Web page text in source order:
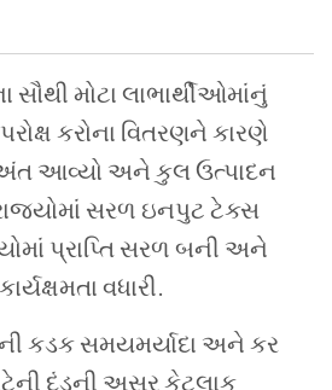
સૌથી મોટા લાભાર્થીઓમાંનું
કરોના વિતરણને કારણે
આવ્યો અને કુલ ઉત્પાદન
રાજ્યોમાં સરળ ઇનપુટ ટેક્સ
પ્રાપ્તિ સરળ બની અને
વધારી.
કડક સમયમર્યાદા અને કર
દંડની અસર કેટલાક